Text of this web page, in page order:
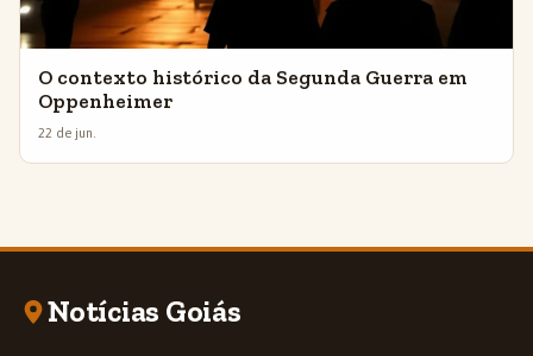
O contexto histórico da Segunda Guerra em
Oppenheimer
22 de jun.
Notícias Goiás